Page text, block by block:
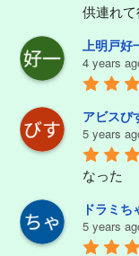
供連れて
上明戸好
4 years
アビスび
5 years
なった
ドラミち
5 years